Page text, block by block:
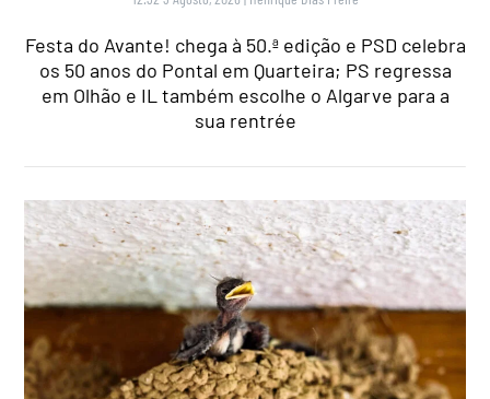
Festa do Avante! chega à 50.ª edição e PSD celebra
os 50 anos do Pontal em Quarteira; PS regressa
em Olhão e IL também escolhe o Algarve para a
sua rentrée